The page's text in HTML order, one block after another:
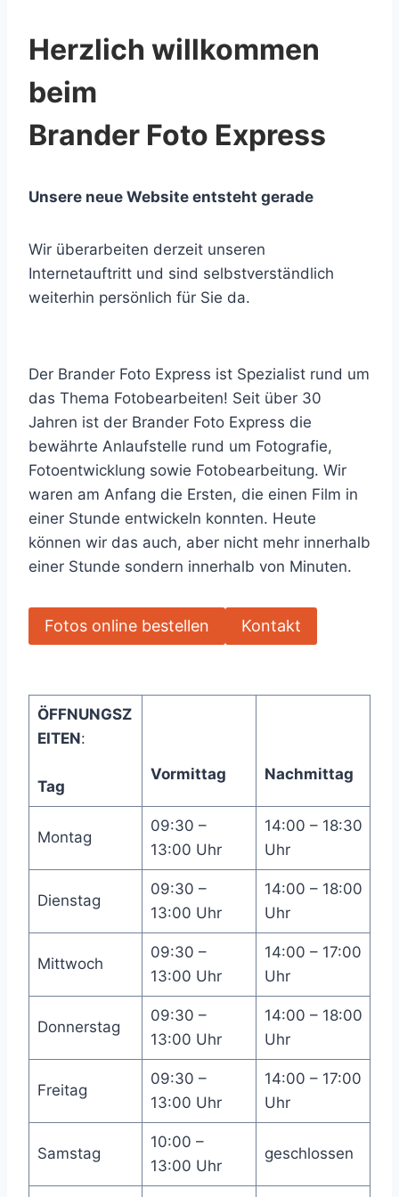
Herzlich willkommen
beim
Brander Foto Express
Unsere neue Website entsteht gerade
Wir überarbeiten derzeit unseren
Internetauftritt und sind selbstverständlich
weiterhin persönlich für Sie da.
Der Brander Foto Express ist Spezialist rund um
das Thema Fotobearbeiten! Seit über 30
Jahren ist der Brander Foto Express die
bewährte Anlaufstelle rund um Fotografie,
Fotoentwicklung sowie Fotobearbeitung. Wir
waren am Anfang die Ersten, die einen Film in
einer Stunde entwickeln konnten. Heute
können wir das auch, aber nicht mehr innerhalb
einer Stunde sondern innerhalb von Minuten.
Fotos online bestellen Kontakt
ÖFFNUNGSZ
EITEN:
Tag
Vormittag Nachmittag
Montag
09:30 –
13:00 Uhr
14:00 – 18:30
Uhr
Dienstag
09:30 –
13:00 Uhr
14:00 – 18:00
Uhr
Mittwoch
09:30 –
13:00 Uhr
14:00 – 17:00
Uhr
Donnerstag
09:30 –
13:00 Uhr
14:00 – 18:00
Uhr
Freitag
09:30 –
13:00 Uhr
14:00 – 17:00
Uhr
Samstag
10:00 –
13:00 Uhr
geschlossen